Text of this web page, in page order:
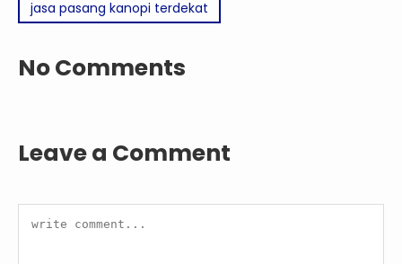
jasa pasang kanopi terdekat
No Comments
Leave a Comment